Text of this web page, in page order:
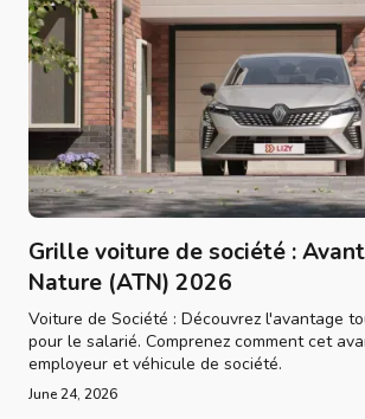
Grille voiture de société :
Nature (ATN) 2026
Voiture de Société : Découvrez l'avantage
pour le salarié. Comprenez comment cet
employeur et véhicule de société.
June 24, 2026